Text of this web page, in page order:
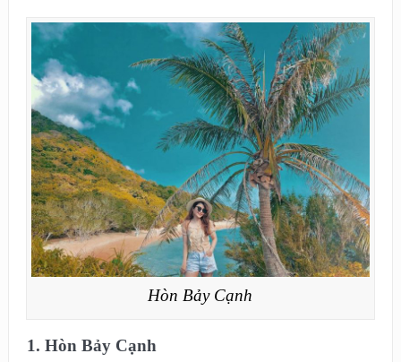
Hòn Bảy Cạnh
1. Hòn Bảy Cạnh